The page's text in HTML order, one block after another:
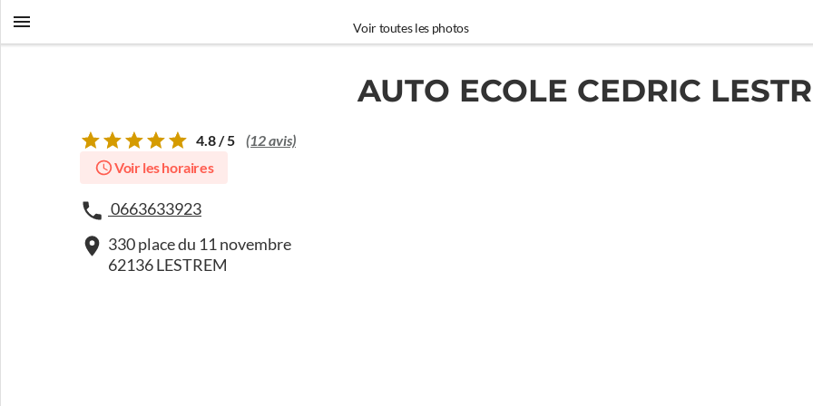
Voir toutes les photos
AUTO ECOLE CEDRIC
4.8 / 5 (12 avis)
Voir les horaires
0663633923
330 place du 11 novembre
62136 LESTREM